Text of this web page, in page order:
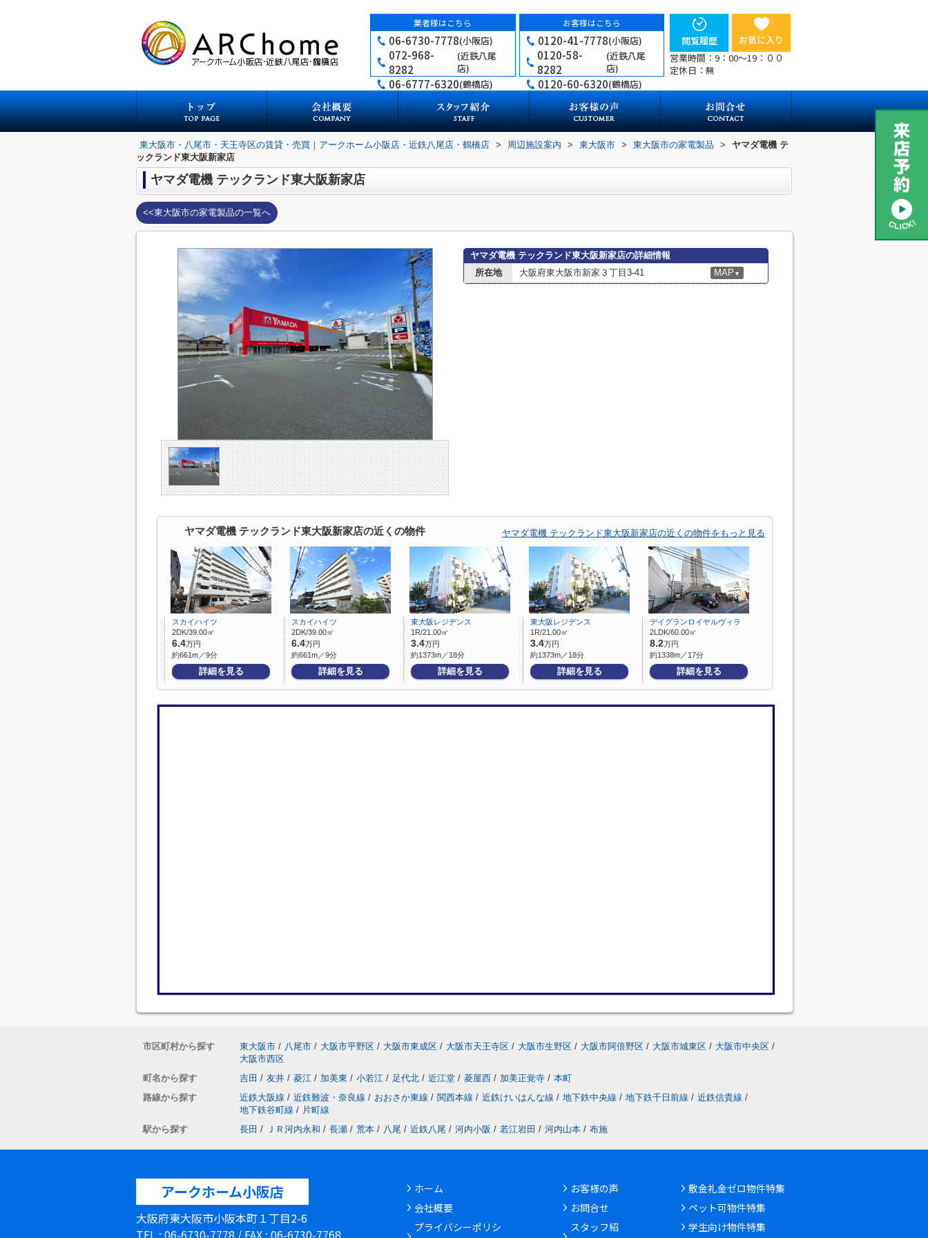
業者様はこちら
06-6730-7778(小阪店)
072-968-
8282
(近鉄八尾
店)
06-6777-6320(鶴橋店)
お客様はこちら
0120-41-7778(小阪店)
0120-58-
8282
(近鉄八尾
店)
0120-60-6320(鶴橋店)
閲覧履歴
お気に入り
営業時間：9：00～19：００
定休日：無
東大阪市・八尾市・天王寺区の賃貸・売買｜アークホーム小阪店・近鉄八尾店・鶴橋店 > 周辺施設案内 > 東大阪市 > 東大阪市の家電製品 >
ヤマダ電機 テ
ックランド東大阪新家店
ヤマダ電機 テックランド東大阪新家店
<<東大阪市の家電製品の一覧へ
ヤマダ電機 テックランド東大阪新家店の詳細情報
所在地
大阪府東大阪市新家３丁目3-41 MAP ▼
ヤマダ電機 テックランド東大阪新家店の近くの物件 ヤマダ電機 テックランド東大阪新家店の近くの物件をもっと見る
スカイハイツ
2DK/39.00㎡
6.4万円
約661m／9分
詳細を見る
スカイハイツ
2DK/39.00㎡
6.4万円
約661m／9分
詳細を見る
東大阪レジデンス
1R/21.00㎡
3.4万円
約1373m／18分
詳細を見る
東大阪レジデンス
1R/21.00㎡
3.4万円
約1373m／18分
詳細を見る
デイグランロイヤルヴィラ
2LDK/60.00㎡
8.2万円
約1338m／17分
詳細を見る
市区町村から探す 東大阪市 / 八尾市 / 大阪市平野区 / 大阪市東成区 / 大阪市天王寺区 / 大阪市生野区 / 大阪市阿倍野区 / 大阪市城東区 / 大阪市中央区 /
大阪市西区
町名から探す
吉田 / 友井 / 菱江 / 加美東 / 小若江 / 足代北 / 近江堂 / 菱屋西 / 加美正覚寺 / 本町
路線から探す
近鉄大阪線 / 近鉄難波・奈良線 / おおさか東線 / 関西本線 / 近鉄けいはんな線 / 地下鉄中央線 / 地下鉄千日前線 / 近鉄信貴線 /
地下鉄谷町線 / 片町線
駅から探す
長田 / ＪＲ河内永和 / 長瀬 / 荒本 / 八尾 / 近鉄八尾 / 河内小阪 / 若江岩田 / 河内山本 / 布施
アークホーム小阪店
大阪府東大阪市小阪本町１丁目2-6
TEL : 06-6730-7778 / FAX : 06-6730-7768
ホーム
会社概要
プライバシーポリシ
お客様の声
お問合せ
スタッフ紹
敷金礼金ゼロ物件特集
ペット可物件特集
学生向け物件特集